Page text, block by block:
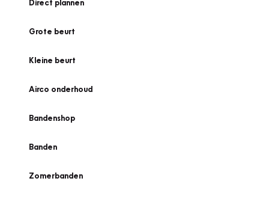
Direct plannen
Grote beurt
Kleine beurt
Airco onderhoud
Bandenshop
Banden
Zomerbanden